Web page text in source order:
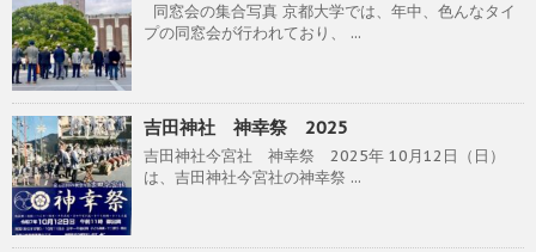
同窓会の集合写真 京都大学では、年中、色んなタイ
プの同窓会が行われており、 ...
吉田神社 神幸祭 2025
吉田神社今宮社 神幸祭 2025年 10月12日（日）
は、吉田神社今宮社の神幸祭 ...